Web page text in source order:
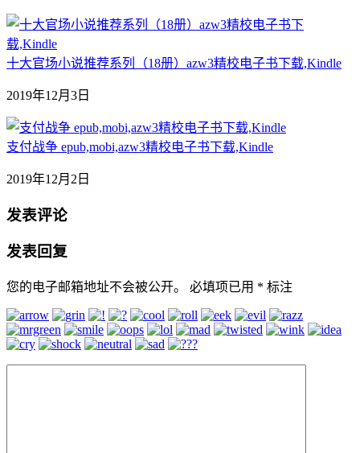
十大官场小说推荐系列（18册）azw3精校电子书下载,Kindle
2019年12月3日
支付战争 epub,mobi,azw3精校电子书下载,Kindle
2019年12月2日
发表评论
发表回复
您的电子邮箱地址不会被公开。 必填项已用 * 标注